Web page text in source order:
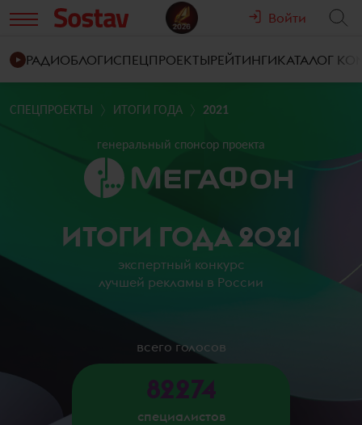
Войти
РАДИОБЛОГИСПЕЦПРОЕКТЫРЕЙТИНГИКАТАЛОГ
СПЕЦПРОЕКТЫ ИТОГИ ГОДА 2021
генеральный спонсор проекта
ИТОГИ ГОДА 2021
экспертный конкурс
лучшей рекламы в России
всего голосов
82274
специалистов